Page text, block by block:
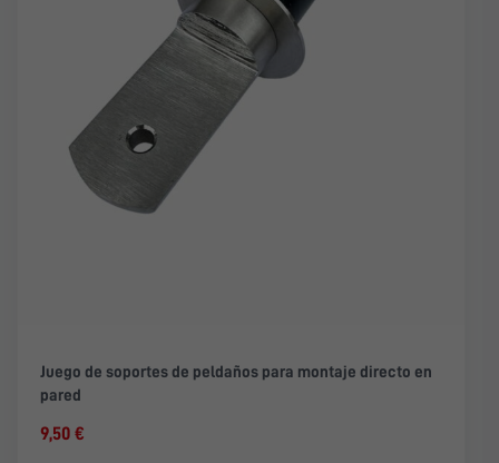
Juego de soportes de peldaños para montaje directo en
pared
9,50 €